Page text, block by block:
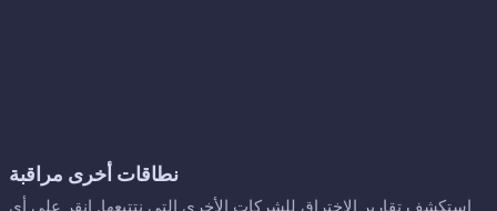
نطاقات أخرى مراقبة
استكشف تقارير الاختراق للشركات الأخرى التي نتتبعها. انقر على أي